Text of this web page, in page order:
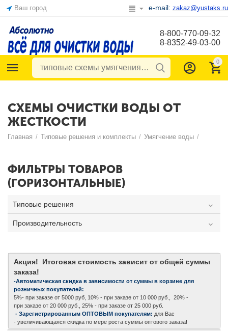
Ваш город e-mail: zakaz@yustaks.ru
8-800-770-09-32
8-8352-49-03-00
0
СХЕМЫ ОЧИСТКИ ВОДЫ ОТ
ЖЕСТКОСТИ
Главная / Типовые решения и комплекты / Умягчение воды /
ФИЛЬТРЫ ТОВАРОВ
(ГОРИЗОНТАЛЬНЫЕ)
Типовые решения
Производительность
Акция! Итоговая стоимость зависит от общей суммы
заказа!
-Автоматическая скидка в зависимости от суммы в корзине для
розничных покупателей:
5%- при заказе от 5000 руб, 10% - при заказе от 10 000 руб., 20% -
при заказе от 20 000 руб., 25% - при заказе от 25 000 руб.
- Зарегистрированным ОПТОВЫМ покупателям: для Вас
- увеличивающаяся скидка по мере роста суммы оптового заказа!